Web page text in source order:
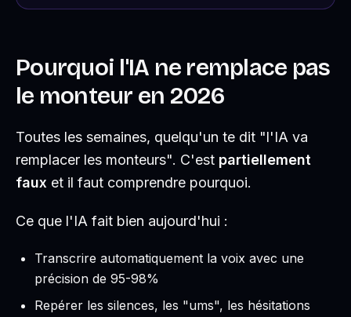
Pourquoi l'IA ne remplace pas
le monteur en 2026
Toutes les semaines, quelqu'un te dit "l'IA va
remplacer les monteurs". C'est partiellement
faux et il faut comprendre pourquoi.
Ce que l'IA fait bien aujourd'hui :
Transcrire automatiquement la voix avec une
précision de 95-98%
Repérer les silences, les "ums", les hésitations